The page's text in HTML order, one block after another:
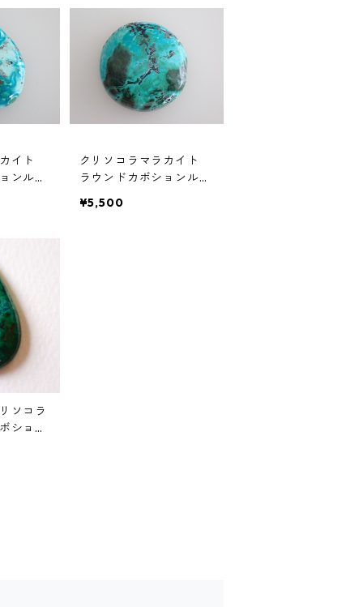
イト
ンルー
クリソコラマラカイト
ラウンドカボションルー
8mm
¥5,500
ソコラ
ション